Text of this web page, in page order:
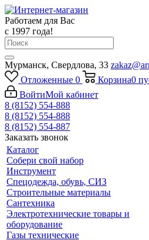
Работаем для Вас
с 1997 года!
Мурманск, Свердлова, 33
Отложенные 0 Корзина0
ВойтиМой кабинет
8 (8152) 554-888
8 (8152) 554-888
8 (8152) 554-887
Заказать звонок
Каталог
Собери свой набор
Инструмент
Спецодежда, обувь, СИЗ
Строительные материалы
Сантехника
Электротехнические товары и
оборудование
Газы технические